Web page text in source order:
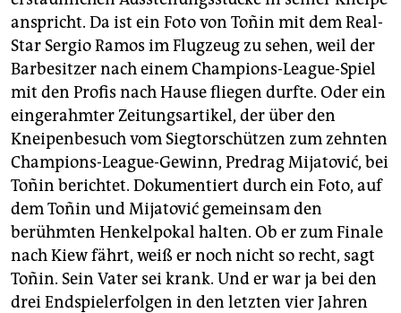
anspricht. Da ist ein Foto von Toñin mit dem Real-
Star Sergio Ramos im Flugzeug zu sehen, weil der
Barbesitzer nach einem Cham­pions-­League-Spiel
mit den Profis nach Hause fliegen durfte. Oder ein
eingerahmter Zeitungsartikel, der über den
Kneipenbesuch vom Siegtorschützen zum zehnten
Champions-League-Gewinn, Predrag Mijatović, bei
Toñin berichtet. Dokumentiert durch ein Foto, auf
dem Toñin und Mijatović gemeinsam den
berühmten Henkelpokal halten. Ob er zum Finale
nach Kiew fährt, weiß er noch nicht so recht, sagt
Toñin. Sein Vater sei krank. Und er war ja bei den
drei Endspielerfolgen in den letzten vier Jahren